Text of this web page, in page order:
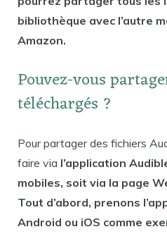
bibliothèque avec l’autre
Amazon.
Pouvez-vous
téléchargés ?
Pour partager des fichiers
faire via l’application
mobiles, soit via la page
Tout d’abord, prenons
Android ou iOS comme